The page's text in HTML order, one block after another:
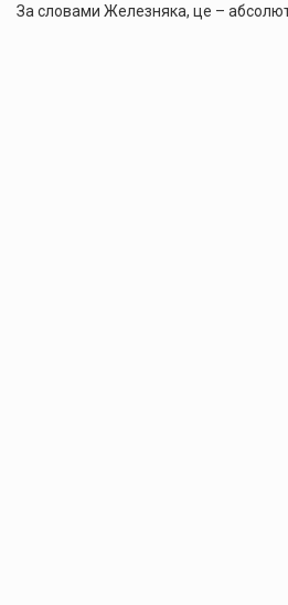
За словами Железняка, це –